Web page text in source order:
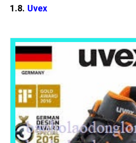
1.8. Uvex